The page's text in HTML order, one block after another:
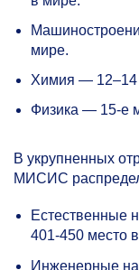
мире.
Химия — 12–14
Физика — 15-е
В укрупненных
МИСИС
Естественные
401-450 место
Инженерные